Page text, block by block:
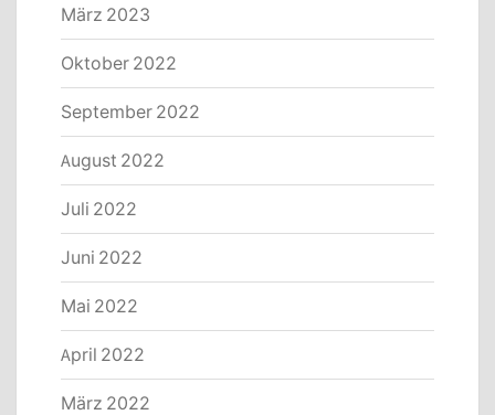
März 2023
Oktober 2022
September 2022
August 2022
Juli 2022
Juni 2022
Mai 2022
April 2022
März 2022